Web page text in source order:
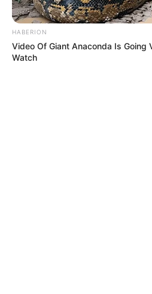
HABERION
Video Of Giant Anaconda Is Going
Watch